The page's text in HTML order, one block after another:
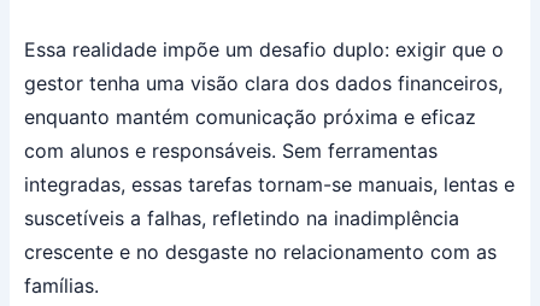
Essa realidade impõe um desafio duplo: exigir que o
gestor tenha uma visão clara dos dados financeiros,
enquanto mantém comunicação próxima e eficaz
com alunos e responsáveis. Sem ferramentas
integradas, essas tarefas tornam-se manuais, lentas e
suscetíveis a falhas, refletindo na inadimplência
crescente e no desgaste no relacionamento com as
famílias.